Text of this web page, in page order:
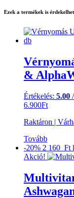
Ezek a termékek is
&
Értékelés: 5.00
6.900Ft
Raktáron |
Tovább
-20% 2 160 Ft
Akció!